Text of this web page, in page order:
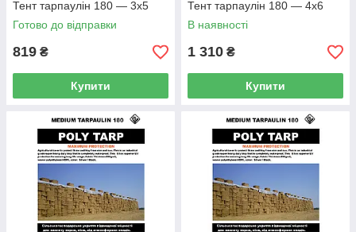
Тент тарпаулін 180 — 3х5
Готово до відправки
819 ₴
Купити
Тент тарпаулін 180 — 4х6
В наявності
1 310 ₴
Купити